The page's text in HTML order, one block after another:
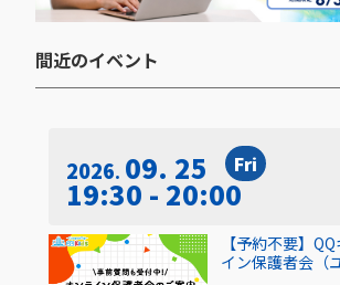
間近のイベント​
2026 09. 25 Fri
19:30 - 20:00
【予約不要】
イン保護者会（